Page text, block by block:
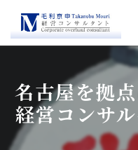
名古屋を拠
経営コンサ